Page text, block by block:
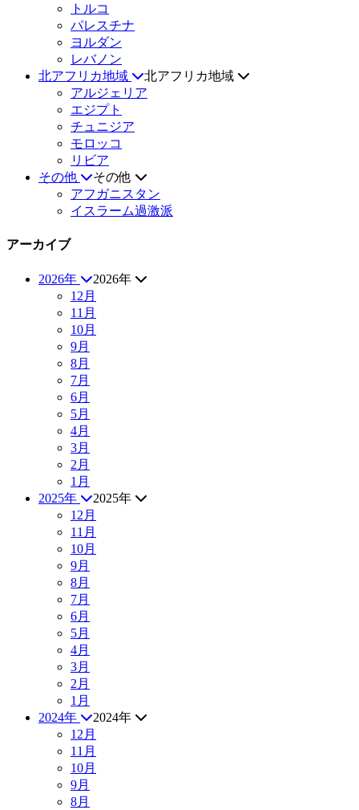
トルコ
パレスチナ
ヨルダン
レバノン
北アフリカ地域
北アフリカ地域
アルジェリア
エジプト
チュニジア
モロッコ
リビア
その他
その他
アフガニスタン
イスラーム過激派
アーカイブ
2026年
2026年
12月
11月
10月
9月
8月
7月
6月
5月
4月
3月
2月
1月
2025年
2025年
12月
11月
10月
9月
8月
7月
6月
5月
4月
3月
2月
1月
2024年
2024年
12月
11月
10月
9月
8月